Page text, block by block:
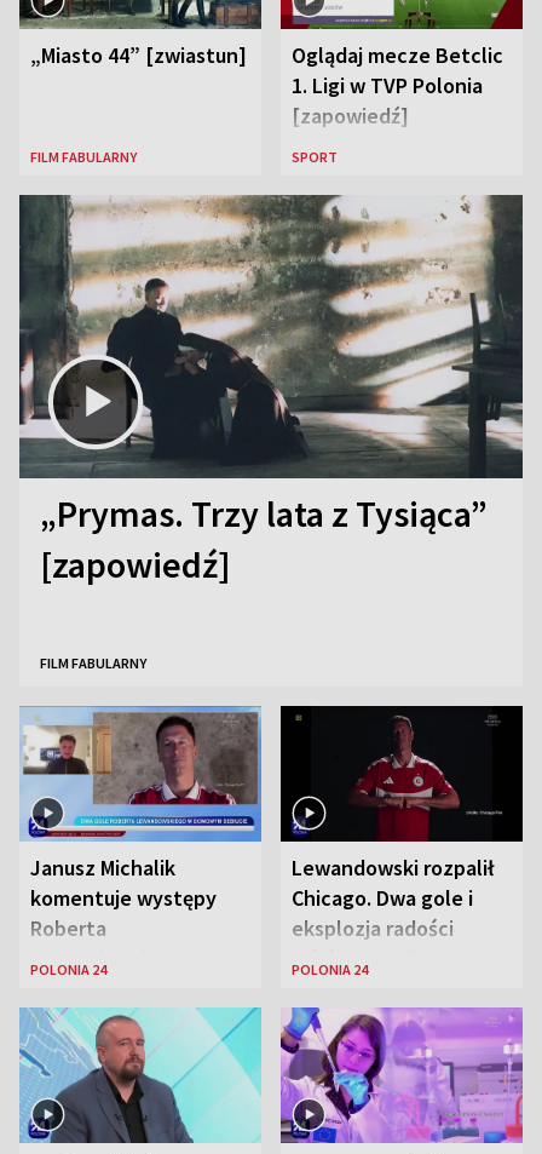
„Miasto 44” [zwiastun]
FILM FABULARNY
Oglądaj mecze Betclic
1. Ligi w TVP Polonia
[zapowiedź]
SPORT
„Prymas. Trzy lata z Tysiąca”
[zapowiedź]
FILM FABULARNY
Janusz Michalik
komentuje występy
Roberta
Lewandowskiego w
Zjednoczonych
POLONIA 24
Lewandowski rozpalił
Chicago. Dwa gole i
eksplozja radości
wśród Polonii
POLONIA 24